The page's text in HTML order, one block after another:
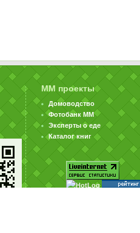
ММ проекты
Домоводство
Фотобанк ММ
Эксперты о еде
Каталог книг